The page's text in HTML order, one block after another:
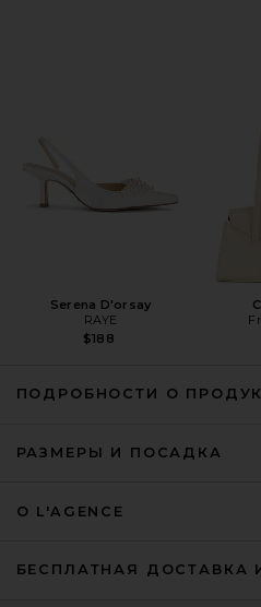
Coat in Black
Serena D'orsay
RAYE
$188
ПОДРОБНОСТИ О
РАЗМЕРЫ И ПОСАДКА
О L'AGENCE
БЕСПЛАТНАЯ ДОСТАВКА